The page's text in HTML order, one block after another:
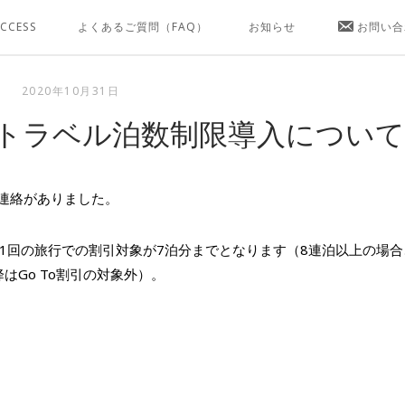
よくあるご質問（FAQ） お知らせ お問い
2020年10月31日
ラベル泊数制限導入について
がありました。
の旅行での割引対象が7泊分までとなります（8連泊以上の場
Go To割引の対象外）。